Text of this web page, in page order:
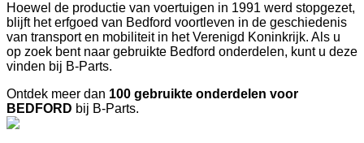
Hoewel de productie van voertuigen in 1991 werd stopgezet,
blijft het erfgoed van Bedford voortleven in de geschiedenis
van transport en mobiliteit in het Verenigd Koninkrijk. Als u
op zoek bent naar gebruikte Bedford onderdelen, kunt u deze
vinden bij B-Parts.
Ontdek meer dan 100 gebruikte onderdelen voor
BEDFORD bij B-Parts.